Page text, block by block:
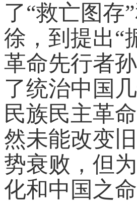
了“救亡图存
徐，到提出“
革命先行者
了统治中国
民族民主革
然未能改变
势衰败，但
化和中国之命